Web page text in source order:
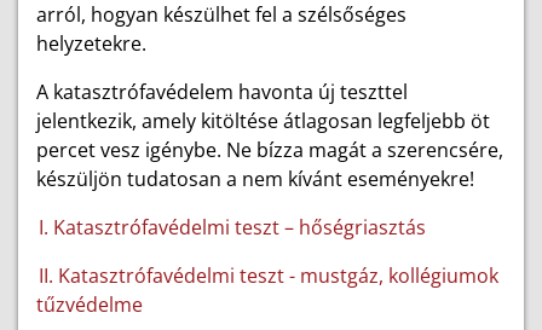
arról, hogyan készülhet fel a szélsőséges
helyzetekre.
A katasztrófavédelem havonta új teszttel
jelentkezik, amely kitöltése átlagosan legfeljebb öt
percet vesz igénybe. Ne bízza magát a szerencsére,
készüljön tudatosan a nem kívánt eseményekre!
I. Katasztrófavédelmi teszt – hőségriasztás
II. Katasztrófavédelmi teszt - mustgáz, kollégiumok
tűzvédelme